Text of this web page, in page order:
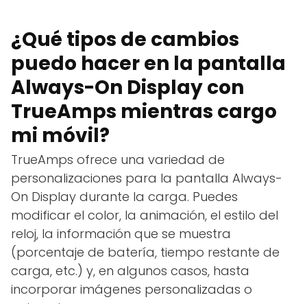
¿Qué tipos de cambios
puedo hacer en la pantalla
Always-On Display con
TrueAmps mientras cargo
mi móvil?
TrueAmps ofrece una variedad de
personalizaciones para la pantalla Always-
On Display durante la carga. Puedes
modificar el color, la animación, el estilo del
reloj, la información que se muestra
(porcentaje de batería, tiempo restante de
carga, etc.) y, en algunos casos, hasta
incorporar imágenes personalizadas o